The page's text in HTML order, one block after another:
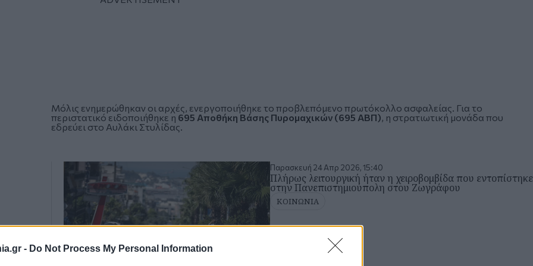
- Do Not Process My Personal Information
Μόλις ενημερώθηκαν οι αρχές, ενεργοποιήθηκε το προβλεπόμενο πρωτόκολλο ασφαλείας. Για το
περιστατικό ειδοποιήθηκε η 695 Αποθήκη Βάσης Πυρομαχικών (695 ΑΒΠ) , η στρατιωτική μονάδα που
εδρεύει στο Αυλάκι Στυλίδας.
Παρασκευή 24 Απρ 2026, 15:40
Πλήρως λειτουργική ήταν η χειροβομβίδα που εντοπίστηκε
στην Πανεπιστημιούπολη στου Ζωγράφου
ΚΟΙΝΩΝΙΑ